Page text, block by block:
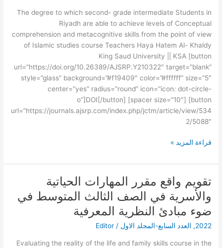
The degree to which second- grade intermediate Students in
Riyadh are able to achieve levels of Conceptual
comprehension and metacognitive skills from the point of view
of Islamic studies course Teachers Haya Hatem Al- Khaldy
King Saud University || KSA [button
url=”https://doi.org/10.26389/AJSRP.Y210322″ target=”blank”
style=”glass” background=”#f19409″ color=”#ffffff” size=”5″
center=”yes” radius=”round” icon=”icon: dot-circle-
o”]DOI[/button] [spacer size=”10″] [button
url=”https://journals.ajsrp.com/index.php/jctm/article/view/534
2/5088″
مستويات
الاستيعاب
المفاهيمي
ومهارات
ما
وراء
المعرفة
من
وجهة
نظر
معلمات
الدراسات
قراءة المزيد »
تقويم واقع مقرر المهارات الحياتية
والأسرية في الصف الثالث المتوسط في
ضوء مبادئ النظرية المعرفية
2022
, العدد السابع-المجلد الاول /
Editor
Evaluating the reality of the life and family skills course in the
تقويم
واقع
مقرر
المهارات
الحياتية
في